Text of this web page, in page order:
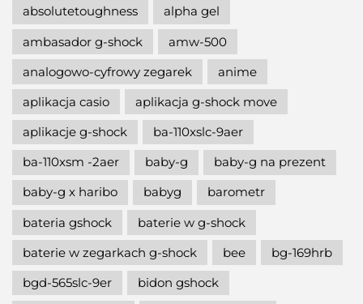
absolutetoughness
alpha gel
ambasador g-shock
amw-500
analogowo-cyfrowy zegarek
anime
aplikacja casio
aplikacja g-shock move
aplikacje g-shock
ba-110xslc-9aer
ba-110xsm -2aer
baby-g
baby-g na prezent
baby-g x haribo
babyg
barometr
bateria gshock
baterie w g-shock
baterie w zegarkach g-shock
bee
bg-169hrb
bgd-565slc-9er
bidon gshock